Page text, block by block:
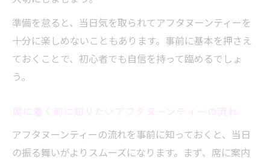
慮
全部食べていいのか迷う時の対処法
準備を怠ると、当日気を取られてアフタヌーンティーを
十分に楽しめないこともあります。事前に基本を押さえ
ておくことで、初心者でも自信を持って臨めるでしょ
う。
アフタヌーンティーの流れを事前に知っておくと、当日
の振る舞いがよりスムーズになります。まず、席に案内